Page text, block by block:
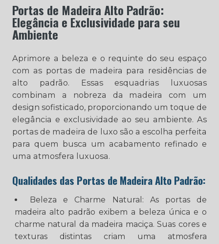
Portas de Madeira Alto Padrão:
Elegância e Exclusividade para seu
Ambiente
Aprimore a beleza e o requinte do seu espaço
com as portas de madeira para residências de
alto padrão. Essas esquadrias luxuosas
combinam a nobreza da madeira com um
design sofisticado, proporcionando um toque de
elegância e exclusividade ao seu ambiente. As
portas de madeira de luxo são a escolha perfeita
para quem busca um acabamento refinado e
uma atmosfera luxuosa.
Qualidades das Portas de Madeira Alto Padrão:
Beleza e Charme Natural: As portas de
madeira alto padrão exibem a beleza única e o
charme natural da madeira maciça. Suas cores e
texturas distintas criam uma atmosfera